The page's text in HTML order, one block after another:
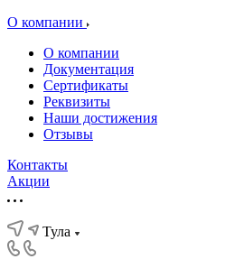
О компании
О компании
Документация
Сертификаты
Реквизиты
Наши достижения
Отзывы
Контакты
Акции
Тула